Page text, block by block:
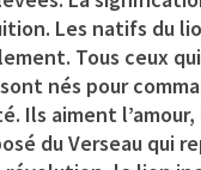
Les natifs du
Tous ceux
nés pour
Ils aiment
du Verseau qui